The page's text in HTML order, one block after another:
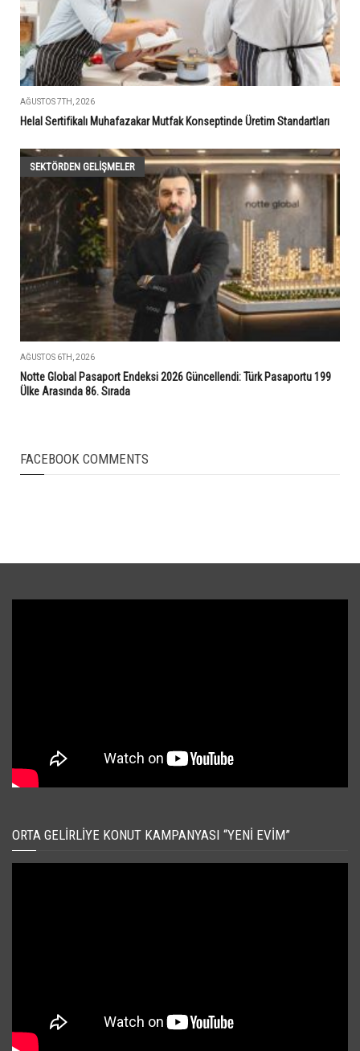
AĞUSTOS 7TH, 2026
Helal Sertifikalı Muhafazakar Mutfak Konseptinde Üretim Standartları
SEKTÖRDEN GELIŞMELER
AĞUSTOS 6TH, 2026
Notte Global Pasaport Endeksi 2026 Güncellendi: Türk Pasaportu 199
Ülke Arasında 86. Sırada
FACEBOOK COMMENTS
ORTA GELIRLIYE KONUT KAMPANYASI “YENI EVIM”